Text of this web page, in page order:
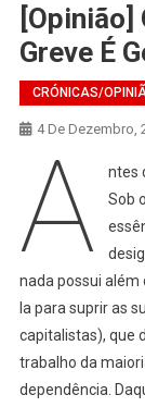
[Opinião]
Greve É
CRÓNICAS/
4 De Dezembro,
A
ntes
Sob
nada possui além
la para suprir as
capitalistas), que
trabalho da
dependência.